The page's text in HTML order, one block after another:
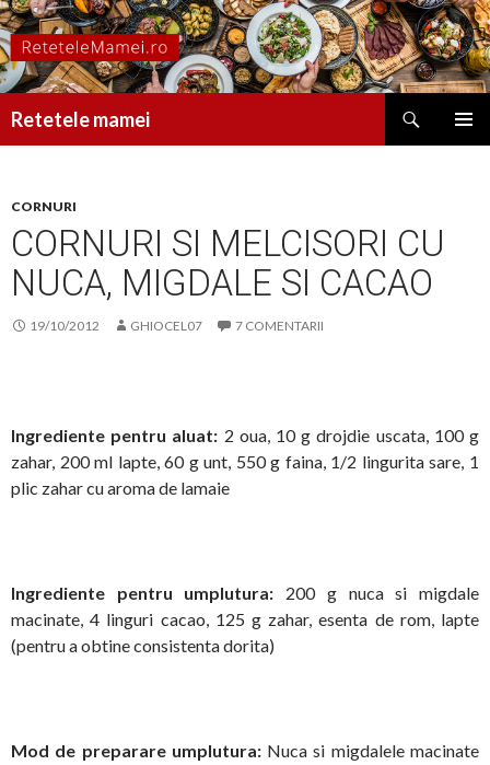
Retetele mamei
CORNURI
CORNURI SI MELCISORI CU
NUCA, MIGDALE SI CACAO
19/10/2012 GHIOCEL07 7 COMENTARII
Ingrediente pentru aluat: 2 oua, 10 g drojdie uscata, 100 g
zahar, 200 ml lapte, 60 g unt, 550 g faina, 1/2 lingurita sare, 1
plic zahar cu aroma de lamaie
Ingrediente pentru umplutura: 200 g nuca si migdale
macinate, 4 linguri cacao, 125 g zahar, esenta de rom, lapte
(pentru a obtine consistenta dorita)
Mod de preparare umplutura:Nuca si migdalele macinate